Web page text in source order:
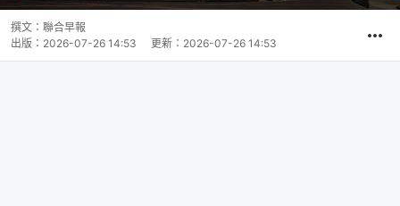
撰文： 聯合早報
出版： 2026-07-26 14:53 更新： 2026-07-26 14:53